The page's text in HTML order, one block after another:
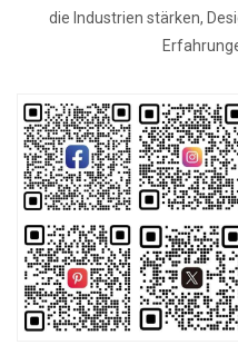
die Industrien stärken,